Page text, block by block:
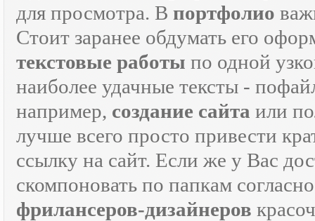
для просмотра. В портфолио
Стоит заранее обдумать его
текстовые работы по одной
наиболее удачные тексты -
например, создание сайта или
лучше всего просто привести
ссылку на сайт. Если же у Вас
скомпоновать по папкам
фрилансеров-дизайнеров